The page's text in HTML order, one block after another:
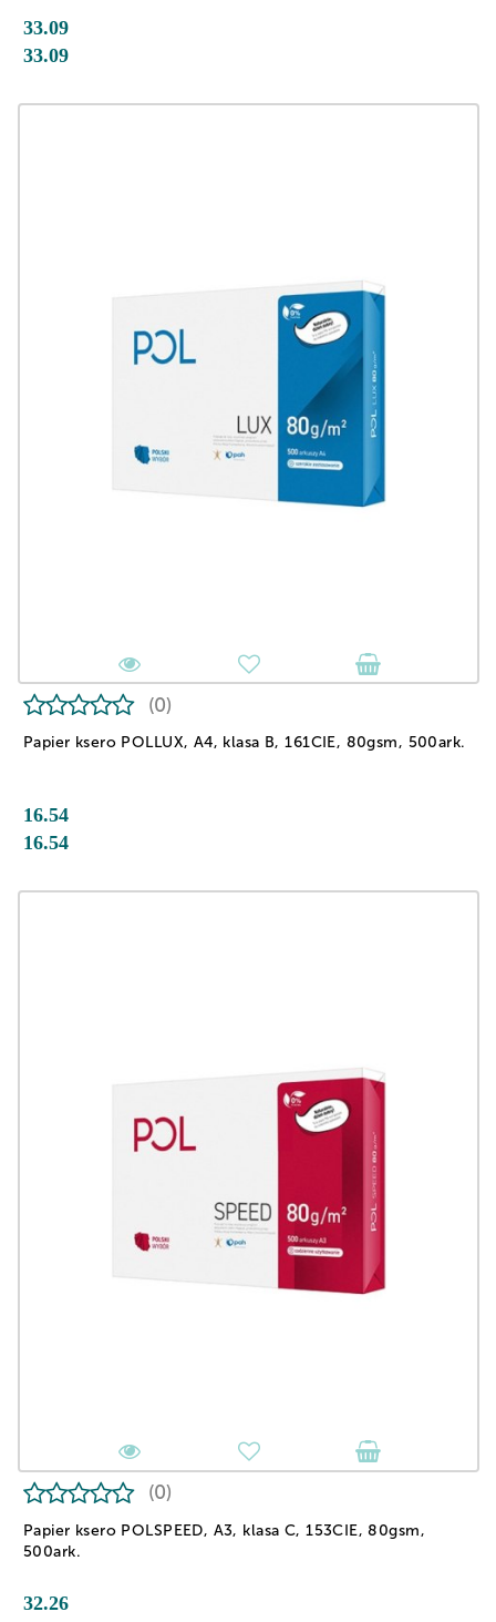
33.09
33.09
Papier ksero POLLUX, A4, klasa B, 161CIE, 80gsm, 500ark.
(0)
16.54
16.54
Papier ksero POLSPEED, A3, klasa C, 153CIE, 80gsm,
500ark.
(0)
32.26